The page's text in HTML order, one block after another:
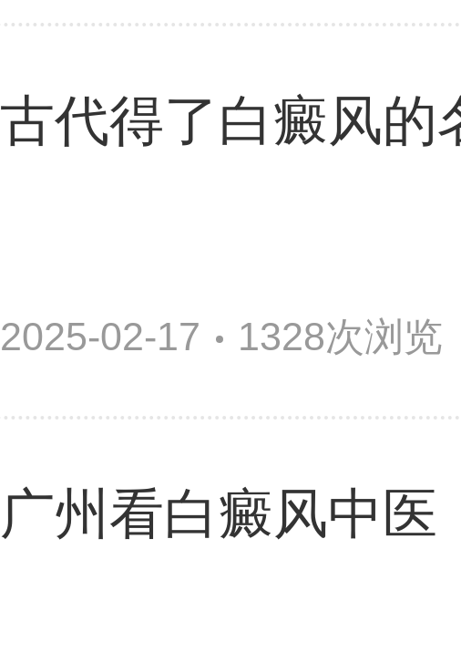
古代得了白癜风的
2025-02-17 1328次浏览
广州看白癜风中医